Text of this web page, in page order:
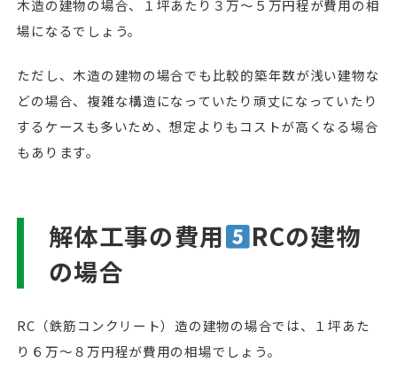
木造の建物の場合、１坪あたり３万～５万円程が費用の相
場になるでしょう。
ただし、木造の建物の場合でも比較的築年数が浅い建物な
どの場合、複雑な構造になっていたり頑丈になっていたり
するケースも多いため、想定よりもコストが高くなる場合
もあります。
解体工事の費用
RCの建物
の場合
RC（鉄筋コンクリート）造の建物の場合では、１坪あた
り６万～８万円程が費用の相場でしょう。